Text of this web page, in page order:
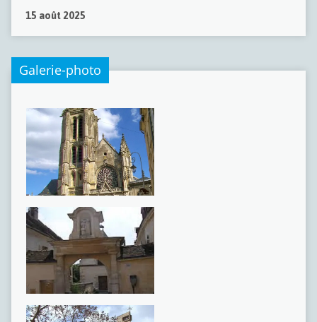
15 août 2025
Galerie-photo